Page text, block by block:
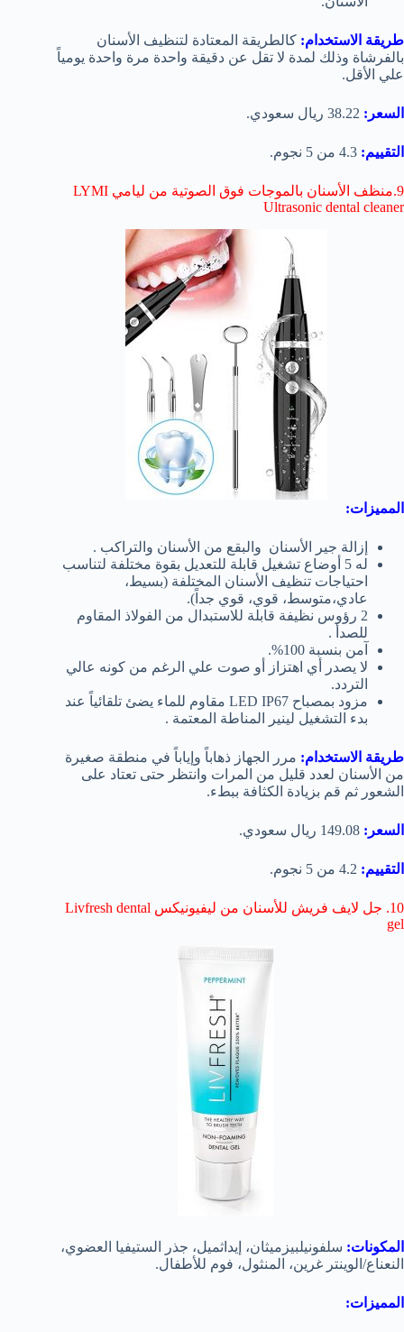
طريقة الاستخدام: كالطريقة المعتادة لتنظيف الأسنان
بالفرشاة وذلك لمدة لا تقل عن دقيقة واحدة مرة واحدة يومياً
علي الأقل.
السعر: 38.22 ريال سعودي.
التقييم: 4.3 من 5 نجوم.
9.منظف الأسنان بالموجات فوق الصوتية من ليامي LYMI
Ultrasonic dental cleaner
المميزات:
إزالة جير الأسنان والبقع من الأسنان والتراكب .
له 5 أوضاع تشغيل قابلة للتعديل
بقوة مختلفة لتناسب
احتياجات تنظيف الأسنان المختلفة (بسيط،
عادي،متوسط، قوي، قوي جداً).
2 رؤوس نظيفة قابلة للاستبدال
من الفولاذ المقاوم
للصدأ .
آمن بنسبة 100%.
لا يصدر أي اهتزاز أو صوت علي الرغم من كونه عالي
التردد.
مزود بمصباح LED IP67 مقاوم للماء يضئ تلقائياً عند
بدء التشغيل لينير المناطة المعتمة .
طريقة الاستخدام: مرر الجهاز ذهاباً وإياباً في منطقة صغيرة
من الأسنان لعدد قليل من المرات وانتظر حتى تعتاد على
الشعور ثم قم بزيادة الكثافة ببطء.
السعر: 149.08 ريال سعودي.
التقييم: 4.2 من 5 نجوم.
10. جل لايف فريش للأسنان من ليفيونيكس Livfresh dental
gel
المكونات: سلفونيلبيزميثان، إيداثميل، جذر الستيفيا العضوي،
النعناع/الوينتر غرين، المنثول، فوم للأطفال.
المميزات: